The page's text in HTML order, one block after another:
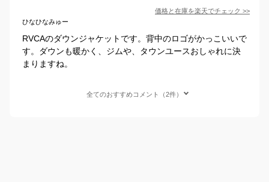
価格と在庫を楽天でチェック >>
ひなひなみゅー
RVCAのダウンジャケットです。背中のロゴがかっこいいで
す。ダウンも暖かく、ジムや、タウンユースおしゃれに決
まりますね。
全てのおすすめコメント（2件）